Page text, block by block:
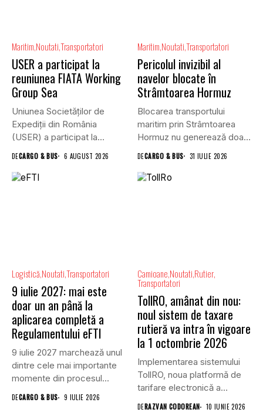
Maritim NoutatiTransportatori
USER a participat la
reuniunea FIATA Working
Group Sea
Uniunea Societăților de
Expediții din România
(USER) a participat la
DECARGO & BUS 6 AUGUST 2026
Maritim NoutatiTransportatori
Pericolul invizibil al
navelor blocate în
Strâmtoarea Hormuz
Blocarea transportului
maritim prin Strâmtoarea
Hormuz nu generează doar
DECARGO & BUS 31 IULIE 2026
Logistică NoutatiTransportatori
9 iulie 2027: mai este
doar un an până la
aplicarea completă a
Regulamentului eFTI
9 iulie 2027 marchează unul
dintre cele mai importante
momente din procesul...
DECARGO & BUS 9 IULIE 2026
Camioane Noutati Rutier
Transportatori
TollRO, amânat din nou:
noul sistem de taxare
rutieră va intra în vigoare
la 1 octombrie 2026
Implementarea sistemului
TollRO, noua platformă de
tarifare electronică a
utilizării infrastructurii
rutiere...
DERAZVAN CODOREAN 10 IUNIE 2026